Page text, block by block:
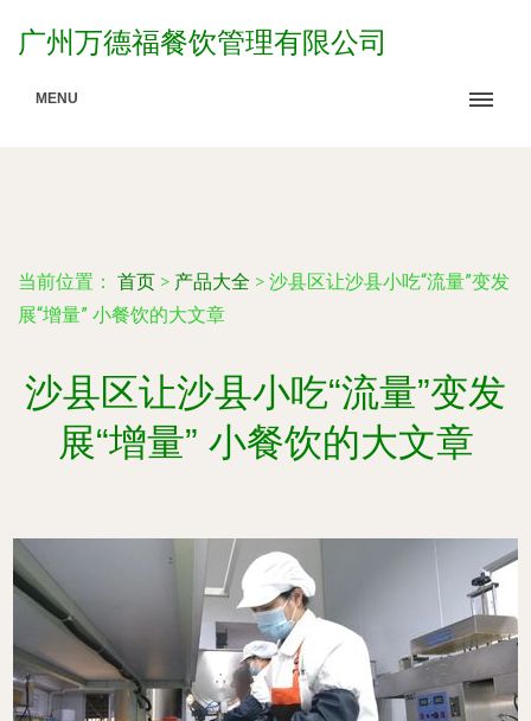
广州万德福餐饮管理有限公司
MENU
当前位置： 首页 > 产品大全 > 沙县区让沙县小吃“流量”变发
展“增量” 小餐饮的大文章
沙县区让沙县小吃“流量”变发
展“增量” 小餐饮的大文章